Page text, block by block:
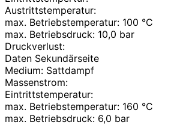
Austrittstemperatur:
max. Betriebstemperatur: 100 °C
max. Betriebsdruck: 10,0 bar
Druckverlust:
Daten Sekundärseite
Medium: Sattdampf
Massenstrom:
Eintrittstemperatur:
max. Betriebstemperatur: 160 °C
max. Betriebsdruck: 6,0 bar